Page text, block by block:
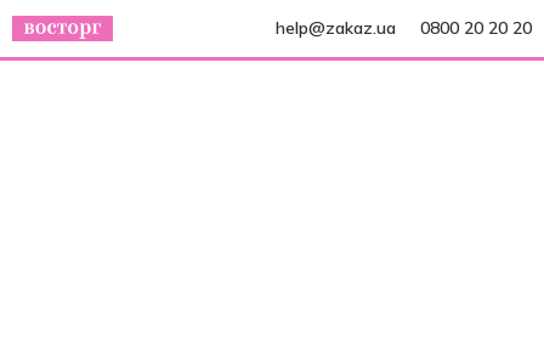
help@zakaz.ua 0800 20 20 20